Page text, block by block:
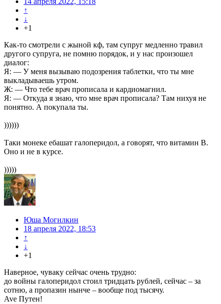
↑
↓
+1
Как-то смотрели с жыной кф, там супруг медленно травил
другого супруга, не помню порядок, и у нас произошел
диалог:
Я: — У меня вызываю подозрения таблетки, что ты мне
выкладываешь утром.
Ж: — Что тебе врач прописала и кардиомагнил.
Я: — Откуда я знаю, что мне врач прописала? Там нихуя не
понятно. А покупала ты.
))))))
Таки монеке ебашат галоперидол, а говорят, что витамин В.
Оно и не в курсе.
)))))
Юша Могилкин
18 апреля 2022, 18:53
↑
↓
+1
Наверное, чуваку сейчас очень трудно:
до войны галоперидол стоил тридцать рублей, сейчас – за
сотню, а пропазин нынче – вообще под тысячу.
Ave Путен!